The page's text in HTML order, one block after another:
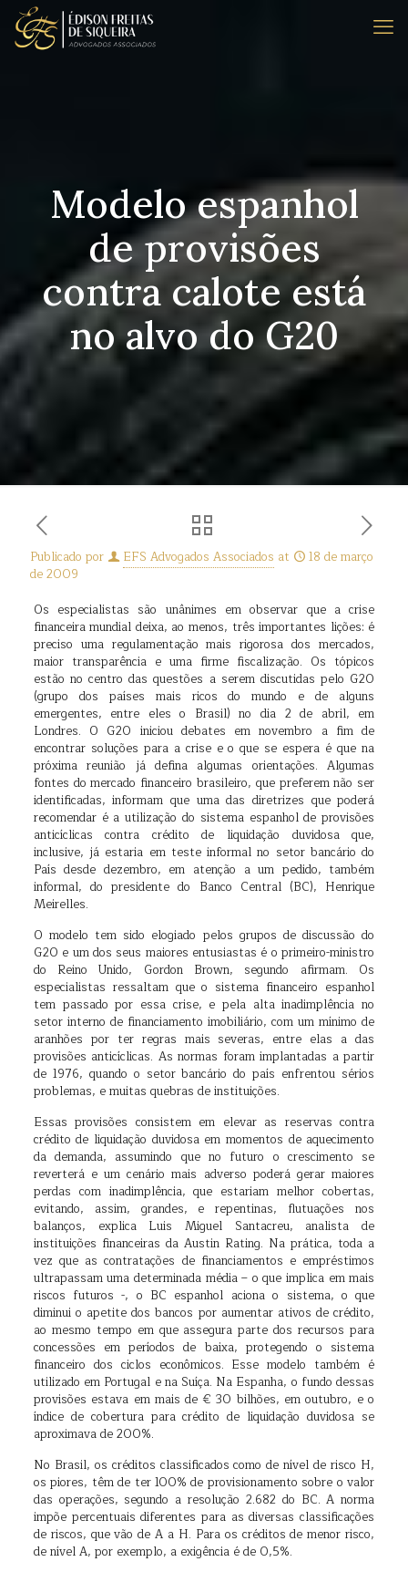
Modelo espanhol
de provisões
contra calote está
no alvo do G20
Publicado por EFS Advogados Associados at
18 de março
de 2009
Os especialistas são unânimes em observar que a crise
financeira mundial deixa, ao menos, três importantes lições: é
preciso uma regulamentação mais rigorosa dos mercados,
maior transparência e uma firme fiscalização. Os tópicos
estão no centro das questões a serem discutidas pelo G20
(grupo dos países mais ricos do mundo e de alguns
emergentes, entre eles o Brasil) no dia 2 de abril, em
Londres. O G20 iniciou debates em novembro a fim de
encontrar soluções para a crise e o que se espera é que na
próxima reunião já defina algumas orientações. Algumas
fontes do mercado financeiro brasileiro, que preferem não ser
identificadas, informam que uma das diretrizes que poderá
recomendar é a utilização do sistema espanhol de provisões
anticíclicas contra crédito de liquidação duvidosa que,
inclusive, já estaria em teste informal no setor bancário do
País desde dezembro, em atenção a um pedido, também
informal, do presidente do Banco Central (BC), Henrique
Meirelles.
O modelo tem sido elogiado pelos grupos de discussão do
G20 e um dos seus maiores entusiastas é o primeiro-ministro
do Reino Unido, Gordon Brown, segundo afirmam. Os
especialistas ressaltam que o sistema financeiro espanhol
tem passado por essa crise, e pela alta inadimplência no
setor interno de financiamento imobiliário, com um mínimo de
aranhões por ter regras mais severas, entre elas a das
provisões anticíclicas. As normas foram implantadas a partir
de 1976, quando o setor bancário do país enfrentou sérios
problemas, e muitas quebras de instituições.
Essas provisões consistem em elevar as reservas contra
crédito de liquidação duvidosa em momentos de aquecimento
da demanda, assumindo que no futuro o crescimento se
reverterá e um cenário mais adverso poderá gerar maiores
perdas com inadimplência, que estariam melhor cobertas,
evitando, assim, grandes, e repentinas, flutuações nos
balanços, explica Luis Miguel Santacreu, analista de
instituições financeiras da Austin Rating. Na prática, toda a
vez que as contratações de financiamentos e empréstimos
ultrapassam uma determinada média – o que implica em mais
riscos futuros -, o BC espanhol aciona o sistema, o que
diminui o apetite dos bancos por aumentar ativos de crédito,
ao mesmo tempo em que assegura parte dos recursos para
concessões em períodos de baixa, protegendo o sistema
financeiro dos ciclos econômicos. Esse modelo também é
utilizado em Portugal e na Suíça. Na Espanha, o fundo dessas
provisões estava em mais de € 30 bilhões, em outubro, e o
índice de cobertura para crédito de liquidação duvidosa se
aproximava de 200%.
No Brasil, os créditos classificados como de nível de risco H,
os piores, têm de ter 100% de provisionamento sobre o valor
das operações, segundo a resolução 2.682 do BC. A norma
impõe percentuais diferentes para as diversas classificações
de riscos, que vão de A a H. Para os créditos de menor risco,
de nível A, por exemplo, a exigência é de 0,5%.